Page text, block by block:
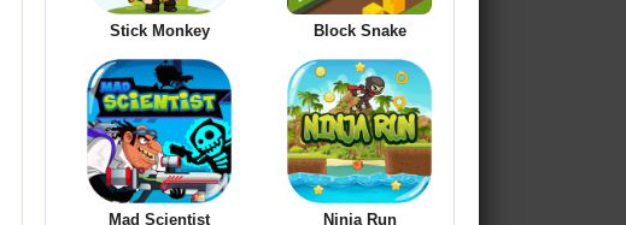
Stick Monkey Block Snake
Mad Scientist Ninja Run